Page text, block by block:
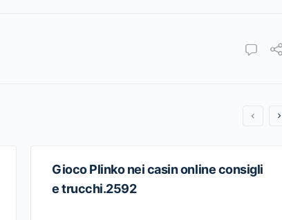
Gioco Plinko nei casin online consigli
e trucchi.2592